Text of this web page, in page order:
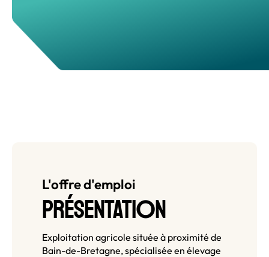
L'offre d'emploi
PRÉSENTATION
Exploitation agricole située à proximité de
Bain-de-Bretagne, spécialisée en élevage